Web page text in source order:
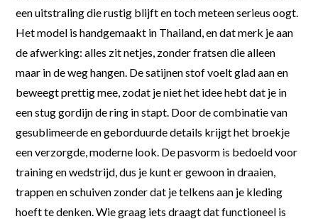
een uitstraling die rustig blijft en toch meteen serieus oogt.
Het model is handgemaakt in Thailand, en dat merk je aan
de afwerking: alles zit netjes, zonder fratsen die alleen
maar in de weg hangen. De satijnen stof voelt glad aan en
beweegt prettig mee, zodat je niet het idee hebt dat je in
een stug gordijn de ring in stapt. Door de combinatie van
gesublimeerde en geborduurde details krijgt het broekje
een verzorgde, moderne look. De pasvorm is bedoeld voor
training en wedstrijd, dus je kunt er gewoon in draaien,
trappen en schuiven zonder dat je telkens aan je kleding
hoeft te denken. Wie graag iets draagt dat functioneel is